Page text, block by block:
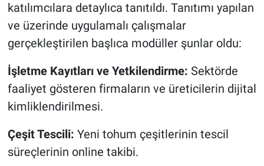
katılımcılara detaylıca tanıtıldı. Tanıtımı yapılan
ve üzerinde uygulamalı çalışmalar
gerçekleştirilen başlıca modüller şunlar oldu:
İşletme Kayıtları ve Yetkilendirme: Sektörde
faaliyet gösteren firmaların ve üreticilerin dijital
kimliklendirilmesi.
Çeşit Tescili: Yeni tohum çeşitlerinin tescil
süreçlerinin online takibi.